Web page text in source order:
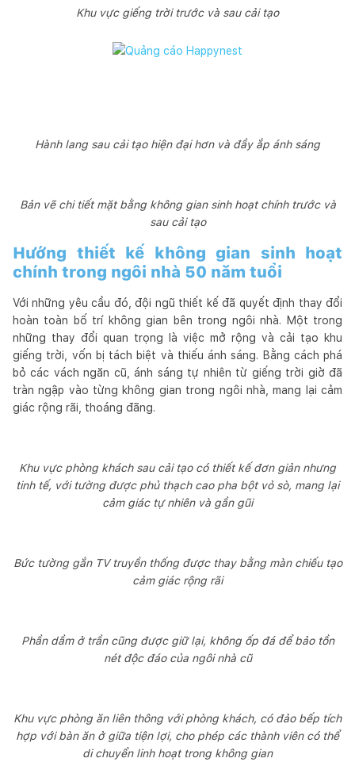
Khu vực giếng trời trước và sau cải tạo
Hành lang sau cải tạo hiện đại hơn và đầy ắp ánh sáng
Bản vẽ chi tiết mặt bằng không gian sinh hoạt chính trước và
sau cải tạo
Hướng thiết kế không gian sinh hoạt
chính trong ngôi nhà 50 năm tuổi
Với những yêu cầu đó, đội ngũ thiết kế đã quyết định thay đổi
hoàn toàn bố trí không gian bên trong ngôi nhà. Một trong
những thay đổi quan trọng là việc mở rộng và cải tạo khu
giếng trời, vốn bị tách biệt và thiếu ánh sáng. Bằng cách phá
bỏ các vách ngăn cũ, ánh sáng tự nhiên từ giếng trời giờ đã
tràn ngập vào từng không gian trong ngôi nhà, mang lại cảm
giác rộng rãi, thoáng đãng.
Khu vực phòng khách sau cải tạo có thiết kế đơn giản nhưng
tinh tế, với tường được phủ thạch cao pha bột vỏ sò, mang lại
cảm giác tự nhiên và gần gũi
Bức tường gắn TV truyền thống được thay bằng màn chiếu tạo
cảm giác rộng rãi
Phần dầm ở trần cũng được giữ lại, không ốp đá để bảo tồn
nét độc đáo của ngôi nhà cũ
Khu vực phòng ăn liên thông với phòng khách, có đảo bếp tích
hợp với bàn ăn ở giữa tiện lợi, cho phép các thành viên có thể
di chuyển linh hoạt trong không gian